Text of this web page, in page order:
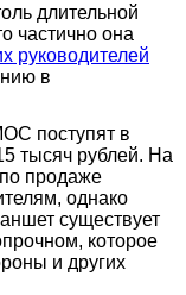
длительной
частично она
руководителей
в
поступят в
тысяч рублей. На
продаже
однако
существует
которое
и других